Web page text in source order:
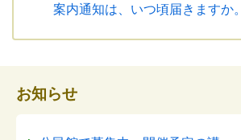
案内通知は、いつ頃届きますか。
お知らせ